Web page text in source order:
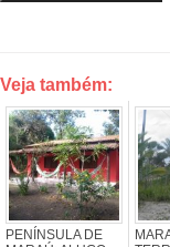
Veja também:
PENÍNSULA DE